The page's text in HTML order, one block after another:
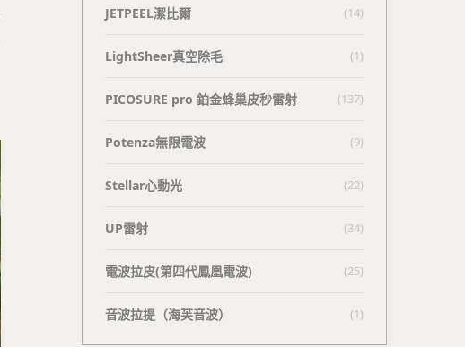
JETPEEL潔比爾 (14)
LightSheer真空除毛 (1)
PICOSURE pro 鉑金蜂巢皮秒雷射 (137)
Potenza無限電波 (9)
Stellar心動光 (22)
UP雷射 (34)
電波拉皮(第四代鳳凰電波) (25)
⾳波拉提（海芙⾳波） (1)